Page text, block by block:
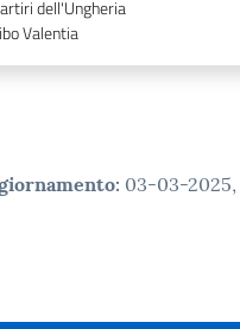
dell'Ungheria
Valentia
: 03-03-2025,